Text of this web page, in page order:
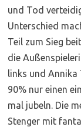
und Tod
Unterschied
Teil zum Sieg
die
links und
90% nur einen
mal jubeln. Die
Stenger mit